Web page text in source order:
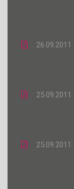
26.09.2011
25.09.2011
25.09.2011